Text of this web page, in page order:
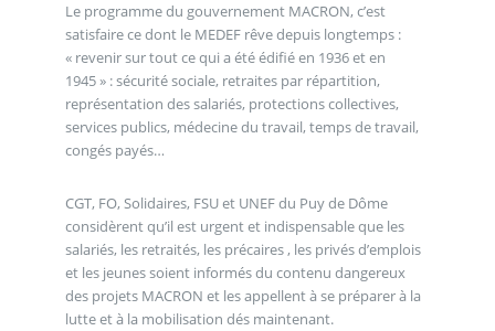
Le programme du gouvernement MACRON, c’est
satisfaire ce dont le MEDEF rêve depuis longtemps :
« revenir sur tout ce qui a été édifié en 1936 et en
1945 » : sécurité sociale, retraites par répartition,
représentation des salariés, protections collectives,
services publics, médecine du travail, temps de travail,
congés payés…
CGT, FO, Solidaires, FSU et UNEF du Puy de Dôme
considèrent qu’il est urgent et indispensable que les
salariés, les retraités, les précaires , les privés d’emplois
et les jeunes soient informés du contenu dangereux
des projets MACRON et les appellent à se préparer à la
lutte et à la mobilisation dés maintenant.